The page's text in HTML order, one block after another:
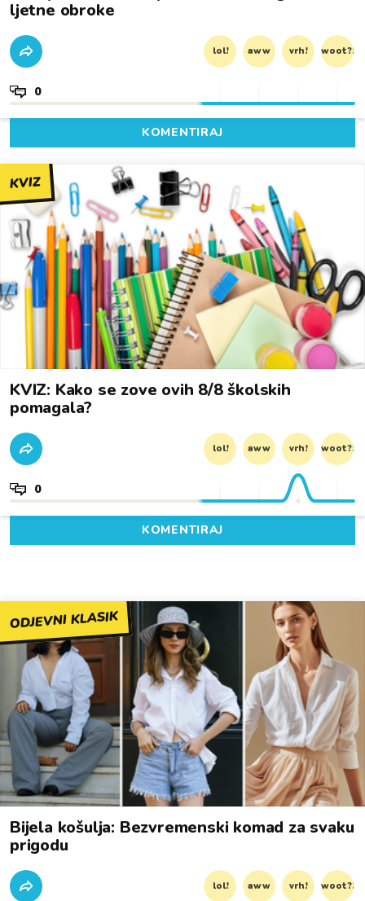
ljetne obroke
lol! aww vrh! woot?!
0
KOMENTIRAJ
KVIZ
KVIZ: Kako se zove ovih 8/8 školskih
pomagala?
lol! aww vrh! woot?!
0
KOMENTIRAJ
ODJEVNI KLASIK
Bijela košulja: Bezvremenski komad za svaku
prigodu
lol! aww vrh! woot?!